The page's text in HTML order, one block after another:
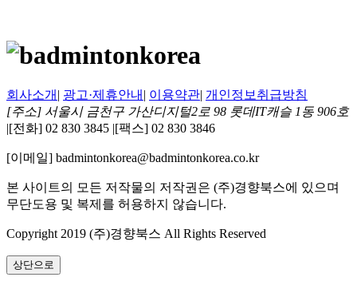
회사소개 | 광고·제휴안내 | 이용약관| 개인정보취급방침
[주소] 서울시 금천구 가산디지털2로 98 롯데IT캐슬 1동 906호
|[전화] 02 830 3845 |[팩스] 02 830 3846
[이메일] badmintonkorea@badmintonkorea.co.kr
본 사이트의 모든 저작물의 저작권은 (주)경향북스에 있으며
무단도용 및 복제를 허용하지 않습니다.
Copyright 2019 (주)경향북스 All Rights Reserved
상단으로